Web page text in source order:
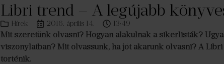
Libri trend – A legújabb
Hírek 2016. április 14. 13:49
Mit szeretünk olvasni? Hogyan alakulnak a sikerlisták?
viszonylatban? Mit olvassunk, ha jót akarunk olvasni? A
történik.